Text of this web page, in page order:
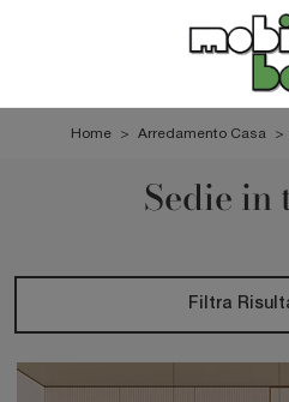
Home > Arredamento Casa >
Sedie in
Filtra